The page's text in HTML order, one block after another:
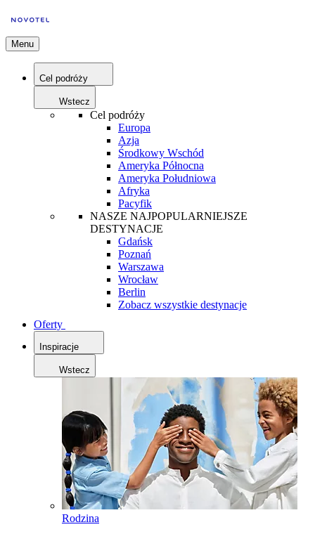
Menu
Cel podróży
Wstecz
Cel podróży
Europa
Azja
Środkowy Wschód
Ameryka Północna
Ameryka Południowa
Afryka
Pacyfik
NASZE NAJPOPULARNIEJSZE
DESTYNACJE
Gdańsk
Poznań
Warszawa
Wrocław
Berlin
Zobacz wszystkie destynacje
Oferty
Inspiracje
Wstecz
Rodzina